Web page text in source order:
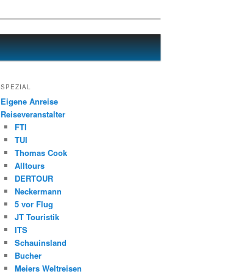
SPEZIAL
Eigene Anreise
Reiseveranstalter
FTI
TUI
Thomas Cook
Alltours
DERTOUR
Neckermann
5 vor Flug
JT Touristik
ITS
Schauinsland
Bucher
Meiers Weltreisen